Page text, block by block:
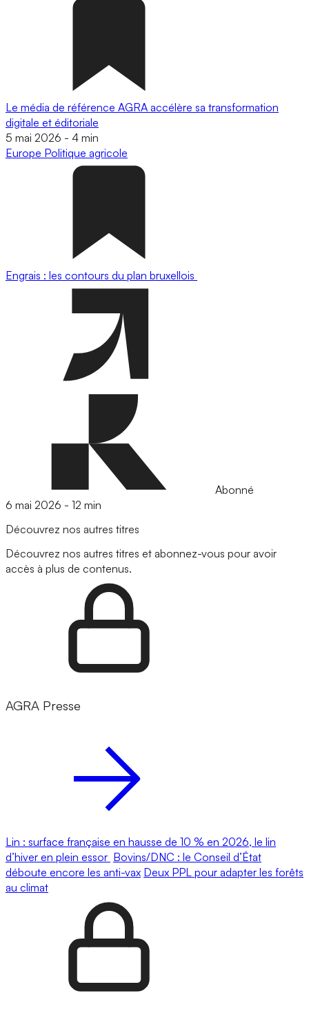
Le média de référence AGRA accélère sa transformation
digitale et éditoriale
5 mai 2026 - 4 min
Europe Politique agricole
Engrais : les contours du plan bruxellois
Abonné
6 mai 2026 - 12 min
Découvrez nos autres titres
Découvrez nos autres titres et abonnez-vous pour avoir
accès à plus de contenus.
AGRA Presse
Lin : surface française en hausse de 10 % en 2026, le lin
d’hiver en plein essor Bovins/DNC : le Conseil d’État
déboute encore les anti-vax Deux PPL pour adapter les forêts
au climat